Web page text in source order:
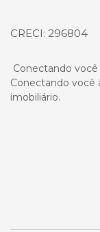
CRECI: 296804
Conectando
Conectando você
imobiliário.